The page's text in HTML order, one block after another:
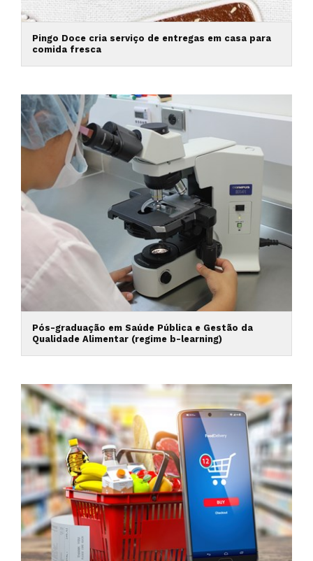
Pingo Doce cria serviço de entregas em casa para
comida fresca
Pós-graduação em Saúde Pública e Gestão da
Qualidade Alimentar (regime b-learning)